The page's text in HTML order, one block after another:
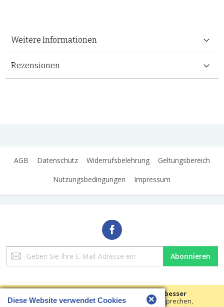
Wir verwenden Cookies, um Ihre Erfahrungen besser
machen. Um der neuen e-Privacy-Richtlinie zu entsprechen,
Weitere Informationen
Rezensionen
AGB Datenschutz Widerrufsbelehrung
Geltungsbereich
Nutzungsbedingungen
Impressum
Melden
Sie
unseren
Newsletter
Abonnieren
Diese Website verwendet Cookies ×